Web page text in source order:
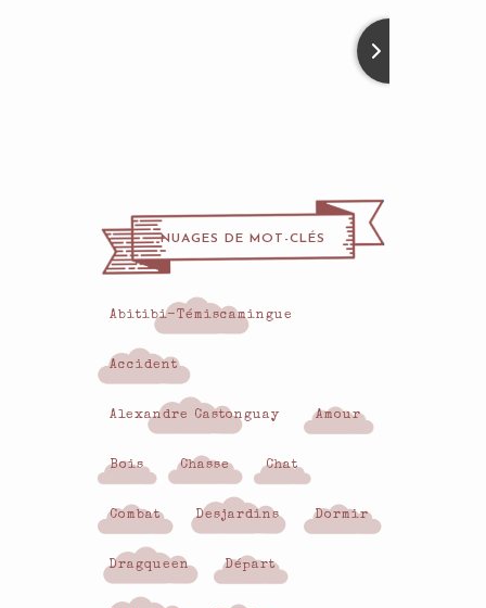
NUAGES DE MOT-CLÉS
Abitibi-Témiscamingue
Accident
Alexandre Castonguay Amour
Bois Chasse Chat
Combat Desjardins Dormir
Dragqueen Départ